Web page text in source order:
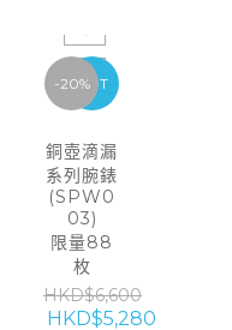
HOT
-20%
銅壺滴漏
系列腕錶
(SPW0
03)
限量88
枚
HKD$6,600
HKD$5,280